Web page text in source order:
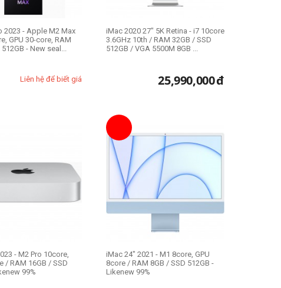
2023 - Apple M2 Max
GPU 30-core, RAM
512GB - New seal...
Liên hệ để biết giá
iMac 2020 27" 5K Retina - i7 10core
3.6GHz 10th / RAM 32GB / SSD
512GB / VGA 5500M 8GB ...
25,990,000đ
- M2 Pro 10core,
/ RAM 16GB / SSD
99%
iMac 24" 2021 - M1 8core, GPU
8core / RAM 8GB / SSD 512GB -
Likenew 99%